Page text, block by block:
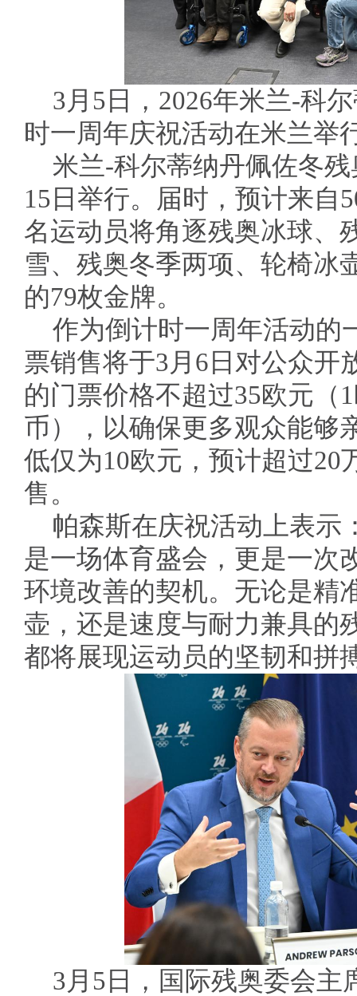
3月5日，2026年米兰-科
时一周年庆祝活动在米兰举
米兰-科尔蒂纳丹佩佐冬
15日举行。届时，预计来自
名运动员将角逐残奥冰球、
雪、残奥冬季两项、轮椅冰
的79枚金牌。
作为倒计时一周年活动的
票销售将于3月6日对公众开
的门票价格不超过35欧元（
币），以确保更多观众能够
低仅为10欧元，预计超过20
售。
帕森斯在庆祝活动上表示
是一场体育盛会，更是一次
环境改善的契机。无论是精
壶，还是速度与耐力兼具的
都将展现运动员的坚韧和拼
3月5日，国际残奥委会主